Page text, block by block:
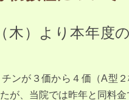
木）より本年度
ンが３価から４価（A型
が、当院では昨年と同料金